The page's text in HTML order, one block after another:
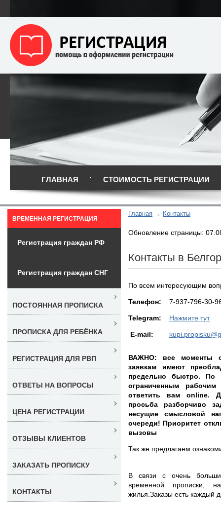
ГЛАВНАЯ СТОИМОСТЬ РЕГИСТРАЦИИ
Главная Контакты
Обновление страницы:
Контакты в
По всем интересующим
Teлефон: 7-937-796-30-
Telegram: Нажмите тут
E-mail:
ВАЖНО: все моменты
заявкам имеют
предельно быстро. По
ограниченным
ответить вам online.
просьба разборчиво
несущие смысловой
очереди! Приоритет
вызовы
Так же предлагаем
В связи с очень
временной прописки,
жилья.Заказы есть каждый
ВРЕМЕННАЯ РЕГИСТРАЦИЯ
Регистрация граждан РФ
Регистрация граждан СНГ
ПОСТОЯННАЯ ПРОПИСКА
ПРОПИСКА ДЛЯ РЕБЁНКА
РЕГИСТРАЦИЯ ДЛЯ РВП
ОТВЕТЫ НА ВОПРОСЫ
ЦЕНА РЕГИСТРАЦИИ
ОТЗЫВЫ КЛИЕНТОВ
ЗАКАЗАТЬ ПРОПИСКУ
КОНТАКТЫ